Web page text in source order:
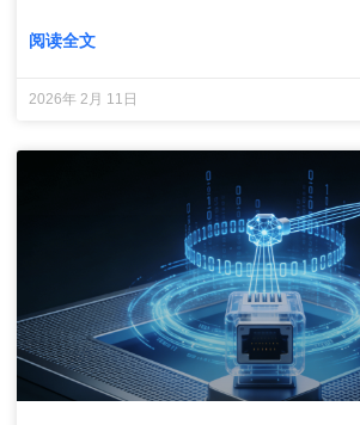
阅读全文
2026年 2月 11日